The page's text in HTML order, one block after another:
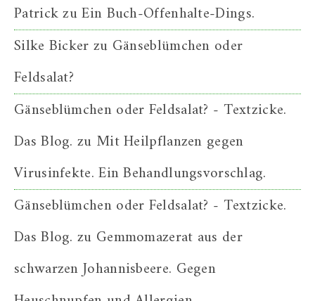
PatrickzuEin Buch-Offenhalte-Dings.
Silke Bickerzu Gänseblümchen oder
Feldsalat?
Gänseblümchen oder Feldsalat? - Textzicke.
Das Blog. zu Mit Heilpflanzen gegen
Virusinfekte. Ein Behandlungsvorschlag.
Gänseblümchen oder Feldsalat? - Textzicke.
Das Blog. zu Gemmomazerat aus der
schwarzen Johannisbeere. Gegen